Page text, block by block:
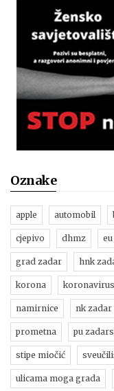
Oznake
apple automobil
cjepivo dhmz eu
grad zadar hnk
korona koronavirus
namirnice nk zadar
prometna pu
stipe miočić
ulicama moga grada